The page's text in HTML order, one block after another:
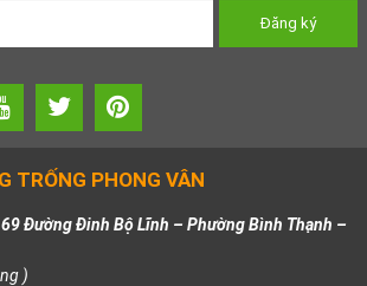
TRỐNG PHONG VÂN
Đường Đinh Bộ Lĩnh – Phường Bình Thạnh –
)